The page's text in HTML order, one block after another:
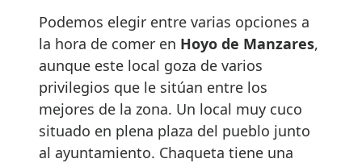
Podemos elegir entre varias opciones a
la hora de comer en Hoyo de Manzares,
aunque este local goza de varios
privilegios que le sitúan entre los
mejores de la zona. Un local muy cuco
situado en plena plaza del pueblo junto
al ayuntamiento. Chaqueta tiene una